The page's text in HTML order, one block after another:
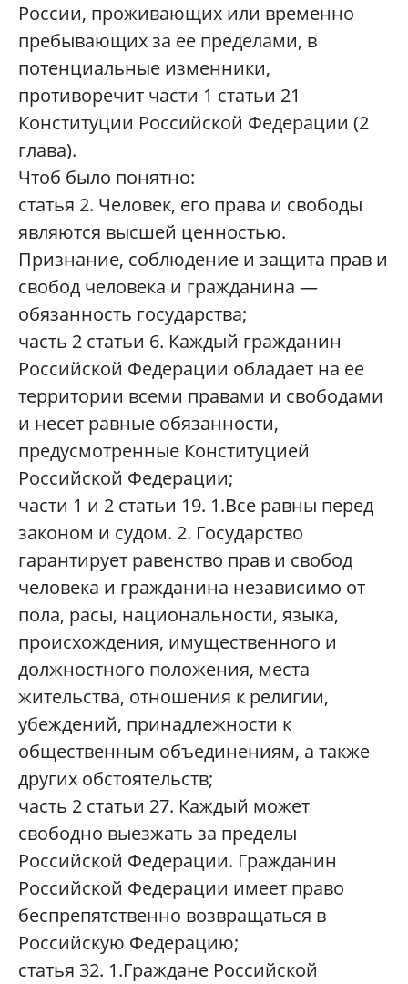
России, проживающих или временно
пребывающих за ее пределами, в
потенциальные изменники,
противоречит части 1 статьи 21
Конституции Российской Федерации (2
глава).
Чтоб было понятно:
статья 2. Человек, его права и свободы
являются высшей ценностью.
Признание, соблюдение и защита прав и
свобод человека и гражданина —
обязанность государства;
часть 2 статьи 6. Каждый гражданин
Российской Федерации обладает на ее
территории всеми правами и свободами
и несет равные обязанности,
предусмотренные Конституцией
Российской Федерации;
части 1 и 2 статьи 19. 1.Все равны перед
законом и судом. 2. Государство
гарантирует равенство прав и свобод
человека и гражданина независимо от
пола, расы, национальности, языка,
происхождения, имущественного и
должностного положения, места
жительства, отношения к религии,
убеждений, принадлежности к
общественным объединениям, а также
других обстоятельств;
часть 2 статьи 27. Каждый может
свободно выезжать за пределы
Российской Федерации. Гражданин
Российской Федерации имеет право
беспрепятственно возвращаться в
Российскую Федерацию;
статья 32. 1.Граждане Российской